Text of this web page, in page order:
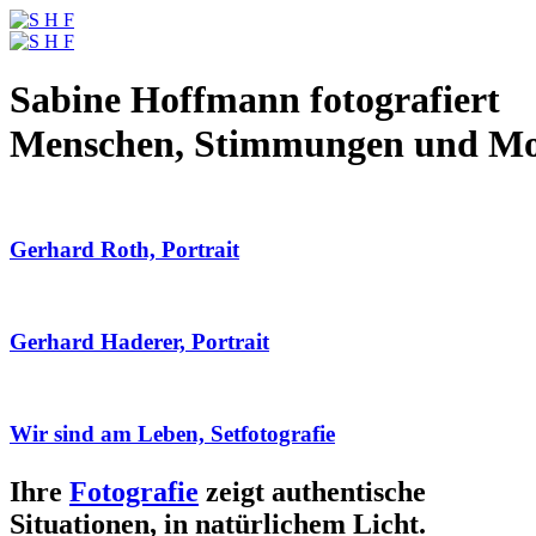
Sabine Hoffmann fotografiert
Menschen, Stimmungen und
Gerhard Roth, Portrait
Gerhard Haderer, Portrait
Wir sind am Leben, Setfotografie
Ihre Fotografie zeigt authentische
Situationen, in natürlichem Licht.